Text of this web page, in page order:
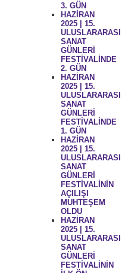
3. GÜN
HAZİRAN
2025 | 15.
ULUSLARARASI
SANAT
GÜNLERİ
FESTİVALİNDE
2. GÜN
HAZİRAN
2025 | 15.
ULUSLARARASI
SANAT
GÜNLERİ
FESTİVALİNDE
1. GÜN
HAZİRAN
2025 | 15.
ULUSLARARASI
SANAT
GÜNLERİ
FESTİVALİNİN
AÇILIŞI
MUHTEŞEM
OLDU
HAZİRAN
2025 | 15.
ULUSLARARASI
SANAT
GÜNLERİ
FESTİVALİNİN